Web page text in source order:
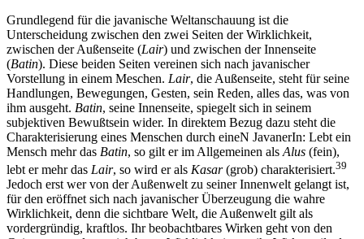
Grundlegend für die javanische Weltanschauung ist die
Unterscheidung zwischen den zwei Seiten der Wirklichkeit,
zwischen der Außenseite (Lair) und zwischen der Innenseite
(Batin). Diese beiden Seiten vereinen sich nach javanischer
Vorstellung in einem Meschen. Lair, die Außenseite, steht für seine
Handlungen, Bewegungen, Gesten, sein Reden, alles das, was von
ihm ausgeht. Batin, seine Innenseite, spiegelt sich in seinem
subjektiven Bewußtsein wider. In direktem Bezug dazu steht die
Charakterisierung eines Menschen durch eineN JavanerIn: Lebt ein
Mensch mehr das Batin, so gilt er im Allgemeinen als Alus (fein),
lebt er mehr das Lair, so wird er als Kasar(grob) charakterisiert.39
Jedoch erst wer von der Außenwelt zu seiner Innenwelt gelangt ist,
für den eröffnet sich nach javanischer Überzeugung die wahre
Wirklichkeit, denn die sichtbare Welt, die Außenwelt gilt als
vordergründig, kraftlos. Ihr beobachtbares Wirken geht von den